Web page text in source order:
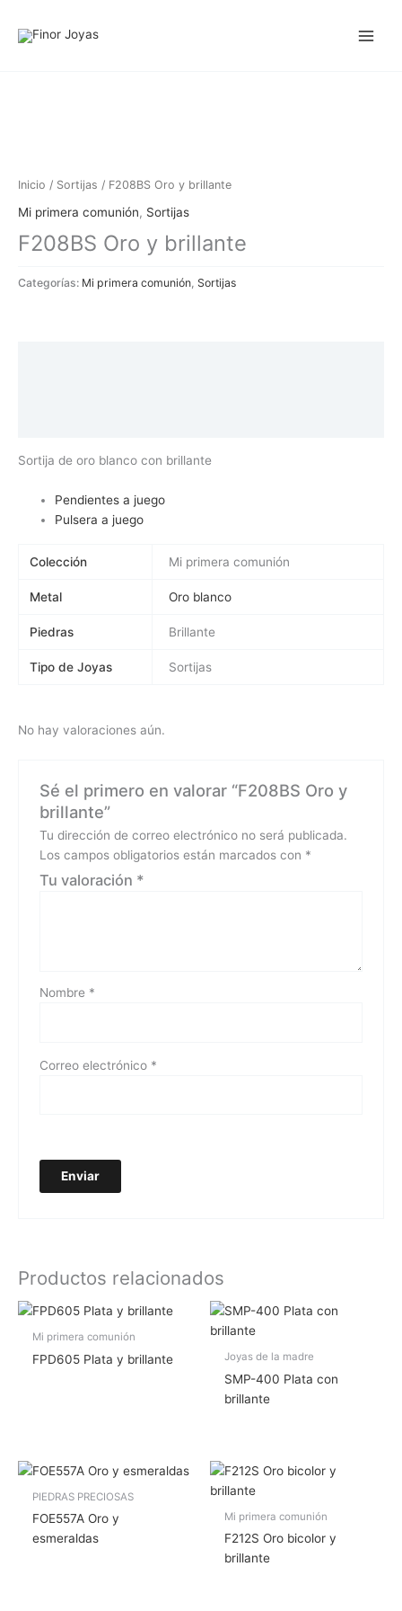
Inicio / Sortijas / F208BS Oro y brillante
Mi primera comunión, Sortijas
F208BS Oro y brillante
Categorías: Mi primera comunión Sortijas
Sortija de oro blanco con brillante
Pendientes a juego
Pulsera a juego
Colección Mi primera comunión
Metal Oro blanco
Piedras Brillante
Tipo de Joyas Sortijas
No hay valoraciones aún.
Sé el primero en valorar “F208BS Oro y
brillante”
Tu dirección de correo electrónico no será publicada.
Los campos obligatorios están marcados con *
Tu valoración *
Nombre *
Correo electrónico *
Productos relacionados
Mi primera comunión
FPD605 Plata y brillante Joyas de la madre
SMP-400 Plata con
brillante
PIEDRAS PRECIOSAS
FOE557A Oro y
esmeraldas
Mi primera comunión
F212S Oro bicolor y
brillante